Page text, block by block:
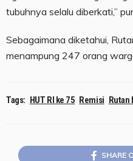
tubuhnya selalu diberkati,”
Sebagaimana diketahui,
menampung 247 orang
Tags: HUT RI ke 75 Remisi Rutan
SHARE